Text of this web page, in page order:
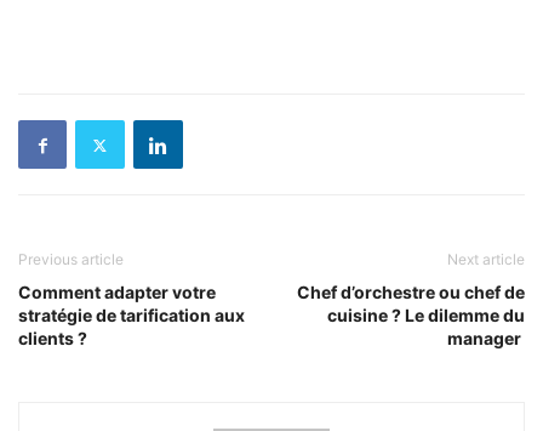
Previous article
Comment adapter votre
stratégie de tarification aux
clients ?
Next article
Chef d’orchestre ou chef de
cuisine ? Le dilemme du
manager